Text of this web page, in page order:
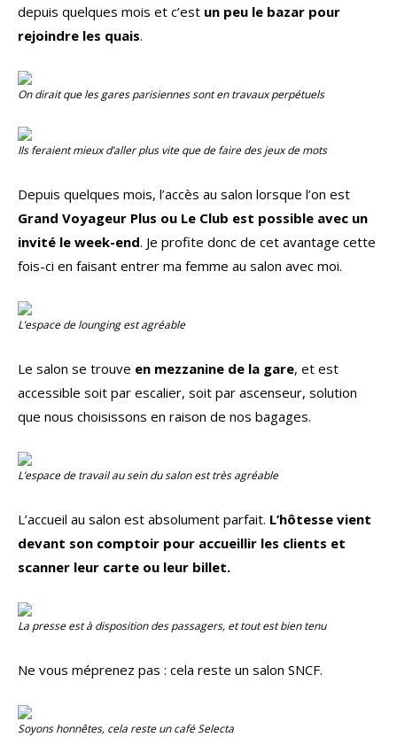
depuis quelques mois et c’est un peu le bazar pour
rejoindre les quais.
On dirait que les gares parisiennes sont en travaux perpétuels
Ils feraient mieux d’aller plus vite que de faire des jeux de mots
Depuis quelques mois, l’accès au salon lorsque l’on est
Grand Voyageur Plus ou Le Club est possible avec un
invité le week-end. Je profite donc de cet avantage cette
fois-ci en faisant entrer ma femme au salon avec moi.
L’espace deloungingest agréable
Le salon se trouve en mezzanine de la gare, et est
accessible soit par escalier, soit par ascenseur, solution
que nous choisissons en raison de nos bagages.
L’espace de travail au sein du salon est très agréable
L’accueil au salon est absolument parfait. L’hôtesse vient
devant son comptoir pour accueillir les clients et
scanner leur carte ou leur billet.
La presse est à disposition des passagers, et tout est bien tenu
Ne vous méprenez pas : cela reste un salon SNCF.
Soyons honnêtes, cela reste un café Selecta